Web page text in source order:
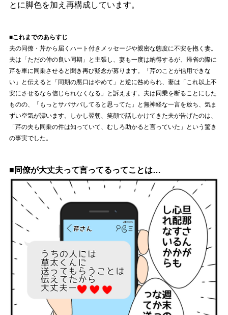
とに脚色を加え再構成しています。
■これまでのあらすじ
夫の同僚・芹から届くハート付きメッセージや親密な態度に不安を抱く妻。
夫は「ただの仲の良い同期」と主張し、妻も一度は納得するが、帰省の際に
芹を車に同乗させると聞き再び疑念が募ります。「芹のことが信用できな
い」と伝えると「同期の悪口はやめて」と逆に咎められ、妻は「これ以上不
安にさせるなら信じられなくなる」と訴えます。夫は同乗を断ることにした
ものの、「もっとサバサバしてると思ってた」と無神経な一言を放ち、気ま
ずい空気が漂います。しかし翌朝、笑顔で話しかけてきた夫が告げたのは、
「芹の夫も同乗の件は知っていて、むしろ助かると言っていた」という驚き
の事実でした。
■同僚が大丈夫って言ってるってことは…